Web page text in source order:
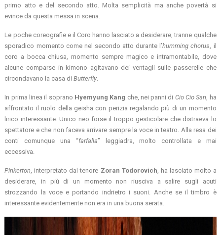
primo atto e del secondo atto. Molta semplicità ma anche povertà si
evince da questa messa in scena.
Le poche coreografie e il Coro hanno lasciato a desiderare, tranne qualche
sporadico momento come nel secondo atto durante l’humming chorus , il
coro a bocca chiusa, momento sempre magico e intramontabile, dove
alcune comparse in kimono agitavano dei ventagli sulle passerelle che
circondavano la casa diButterfly
In prima linea il soprano Hyemyung Kang che, nei panni di Cio Cio San , ha
affrontato il ruolo della geisha con perizia regalando più di un momento
lirico interessante. Unico neo forse il troppo gesticolare che distraeva lo
spettatore e che non faceva arrivare sempre la voce in teatro. Alla resa dei
conti comunque una “farfalla” leggiadra, molto controllata e mai
eccessiva.
Pinkerton , interpretato dal tenore Zoran Todorovich , ha lasciato molto a
desiderare, in più di un momento non riusciva a salire sugli acuti
strozzando la voce e portando indrietro i suoni. Anche se il timbro è
interessante evidentemente non era in una buona serata.